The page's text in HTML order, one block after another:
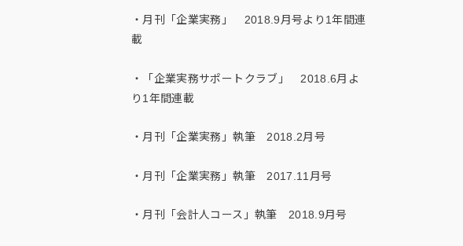
・月刊「企業実務」 2018.9月号より1年間連
載
・「企業実務サポートクラブ」 2018.6月よ
り1年間連載
・月刊「企業実務」執筆 2018.2月号
・月刊「企業実務」執筆 2017.11月号
・月刊「会計人コース」執筆 2018.9月号